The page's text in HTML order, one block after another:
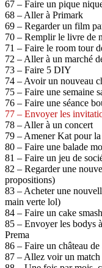
67 – Faire un pique
68 – Aller à Primark
69 – Regarder un film
70 – Remplir le livre de
71 – Faire le room tour
72 – Aller à un marché
73 – Faire 5 DIY
74 – Avoir un nouveau
75 – Faire une semaine
76 – Faire une séance
77 – Envoyer les
78 – Aller à un concert
79 – Amener Kat pour
80 – Faire une balade
81 – Faire un jeu de
82 – Regarder une
propositions)
83 – Acheter une
main verte lol)
84 – Faire un cake
85 – Envoyer les bodys
Prema
86 – Faire un château de
87 – Allez voir un